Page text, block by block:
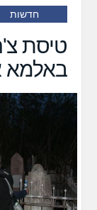
חדשות
טיסת
באלמא